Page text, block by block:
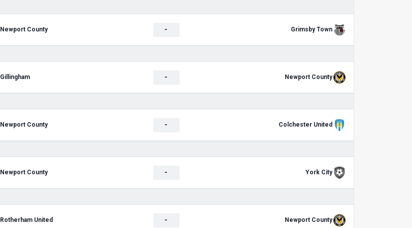
Newport County - Grimsby Town
Gillingham - Newport County
Newport County - Colchester United
Newport County - York City
Rotherham United - Newport County